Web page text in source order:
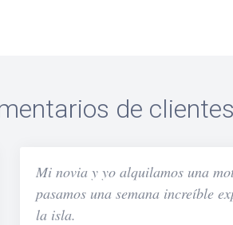
de
Mi novia y yo alquilamos una
pasamos una semana increíble
la isla.